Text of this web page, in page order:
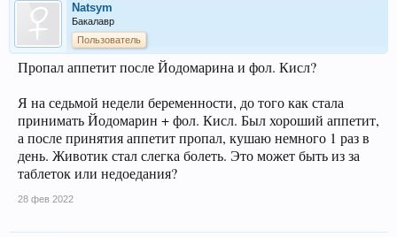
Natsym
Бакалавр
Пользователь
Пропал аппетит после Йодомарина и фол. Кисл?
Я на седьмой недели беременности, до того как стала
принимать Йодомарин + фол. Кисл. Был хороший аппетит,
а после принятия аппетит пропал, кушаю немного 1 раз в
день. Животик стал слегка болеть. Это может быть из за
таблеток или недоедания?
28 фев 2022